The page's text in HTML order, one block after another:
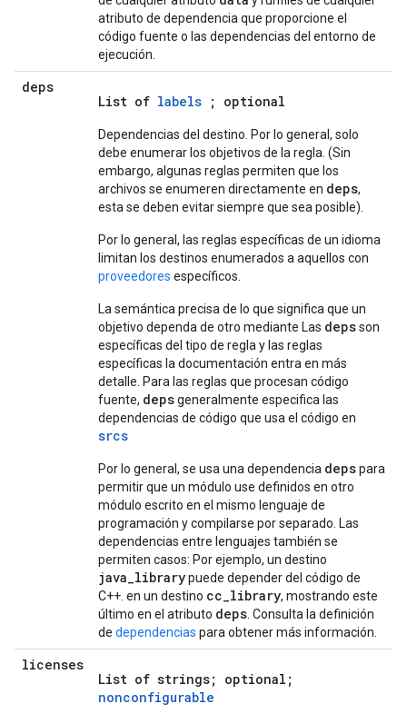
atributo de dependencia que proporcione el
código fuente o las dependencias del entorno de
ejecución.
deps
List of labels ; optional
Dependencias del destino. Por lo general, solo
debe enumerar los objetivos de la regla. (Sin
embargo, algunas reglas permiten que los
archivos se enumeren directamente en deps,
esta se deben evitar siempre que sea posible).
Por lo general, las reglas específicas de un idioma
limitan los destinos enumerados a aquellos con
proveedores específicos.
La semántica precisa de lo que significa que un
objetivo dependa de otro mediante Las depsson
específicas del tipo de regla y las reglas
específicas la documentación entra en más
detalle. Para las reglas que procesan código
fuente, depsgeneralmente especifica las
dependencias de código que usa el código en
srcs
Por lo general, se usa una dependencia depspara
permitir que un módulo use definidos en otro
módulo escrito en el mismo lenguaje de
programación y compilarse por separado. Las
dependencias entre lenguajes también se
permiten casos: Por ejemplo, un destino
java_librarypuede depender del código de
C++. en un destino cc_library, mostrando este
último en el atributo deps . Consulta la definición
de dependencias para obtener más información.
licenses
List of strings; optional;
nonconfigurable